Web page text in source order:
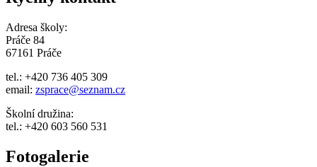
Adresa školy:
Práče 84
67161 Práče
tel.: +420 736 405 309
email: zsprace@seznam.cz
Školní družina:
tel.: +420 603 560 531
Fotogalerie